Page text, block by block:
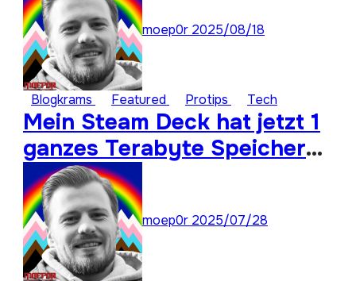
moep0r 2025/08/18
Blogkrams Featured Protips Tech
Mein Steam Deck hat jetzt 1
ganzes Terabyte Speicher
für ungespielte Titel
moep0r 2025/07/28